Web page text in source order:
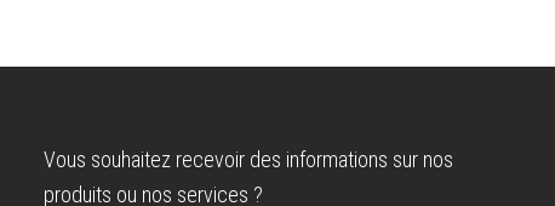
Vous souhaitez recevoir des informations sur nos
produits ou nos services ?